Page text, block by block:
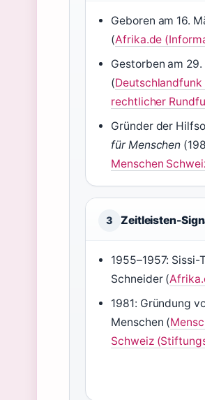
Geboren am 16.
(Afrika.de
Gestorben am
(
rechtlicher
Gründer der
für Menschen
Menschen
3 Zeitleisten-
1955–1957: Sissi-
Schneider (
1981: Gründung
Menschen (
Schweiz